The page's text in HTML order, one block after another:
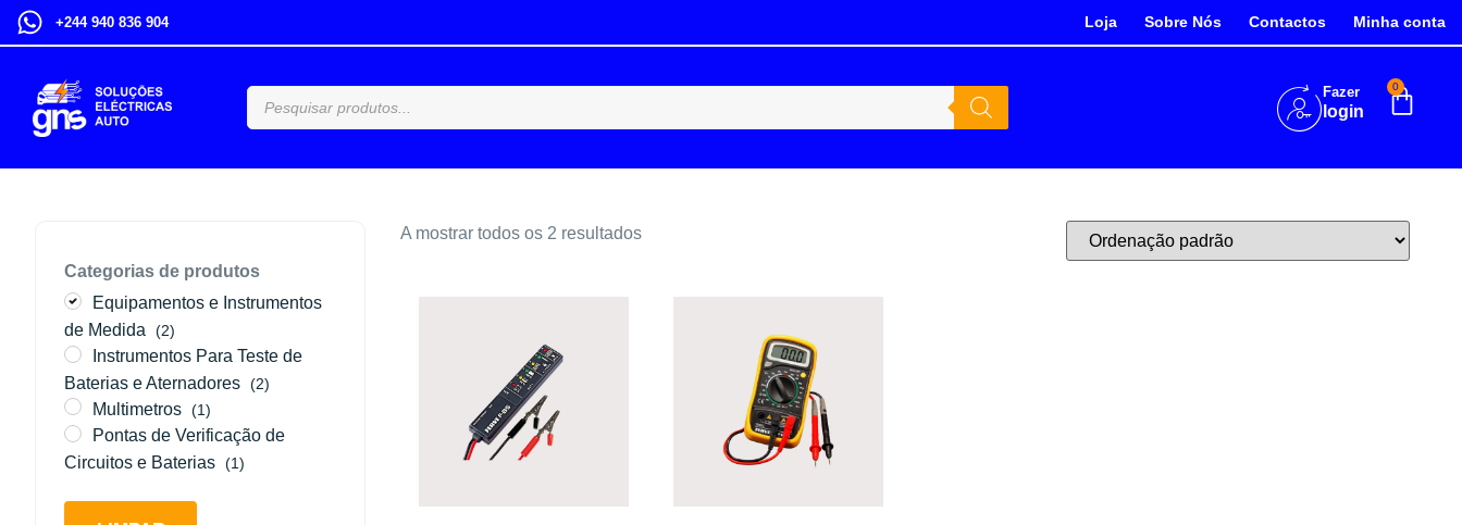
+244 940 836 904 Loja Sobre Nós Contactos Minha conta
Fazer
login
0
Categorias de produtos
Equipamentos e Instrumentos
de Medida
(2)
Instrumentos Para Teste de
Baterias e Aternadores (2)
Multimetros (1)
Pontas de Verificação de
Circuitos e Baterias (1)
A mostrar todos os 2 resultados